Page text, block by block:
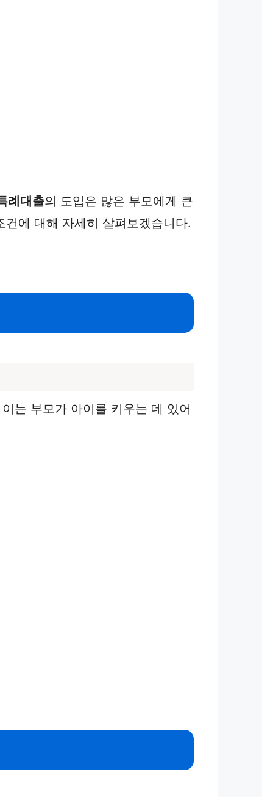
례대출의 도입은 많은 부모에게 큰
에 대해 자세히 살펴보겠습니다.
는 부모가 아이를 키우는 데 있어